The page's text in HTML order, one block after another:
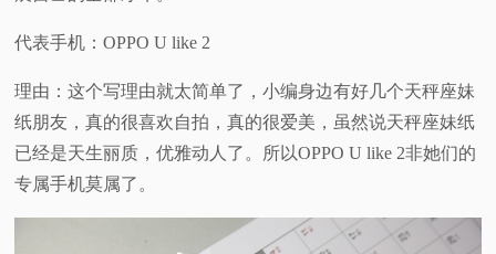
代表手机：OPPO U like 2
理由：这个写理由就太简单了，小编身边有好几个天秤座妹
纸朋友，真的很喜欢自拍，真的很爱美，虽然说天秤座妹纸
已经是天生丽质，优雅动人了。所以OPPO U like 2非她们的
专属手机莫属了。